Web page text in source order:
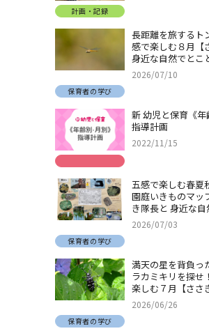
計画・記録
長距離を旅するト
感で楽しむ８月【
身近な自然でとこ
＃32】
2026/07/10
保育者の学び
新 幼児と保育《年
指導計画
2022/11/15
五感で楽しむ春夏
園庭いきものマッ
き隊長と 身近な
遊ぼう！＃31】
2026/07/03
保育者の学び
満天の星を背負っ
ラカミキリを探
楽しむ７月【ささ
な自然でとことん
30】
2026/06/26
保育者の学び